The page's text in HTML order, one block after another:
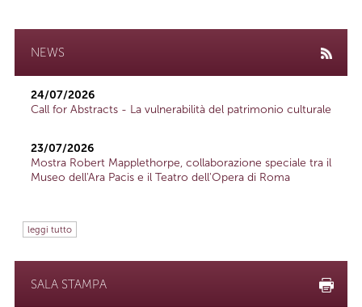
NEWS
24/07/2026
Call for Abstracts - La vulnerabilità del patrimonio culturale
23/07/2026
Mostra Robert Mapplethorpe, collaborazione speciale tra il
Museo dell'Ara Pacis e il Teatro dell'Opera di Roma
leggi tutto
SALA STAMPA